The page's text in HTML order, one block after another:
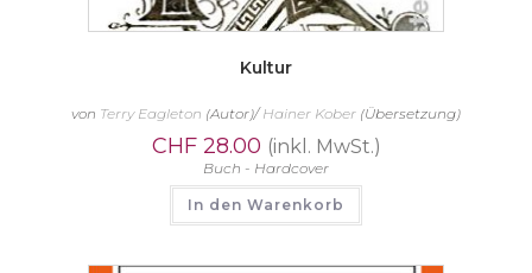
Kultur
von Terry Eagleton (Autor)/Hainer Kober (Übersetzung)
CHF28.00 (inkl. MwSt.)
Buch - Hardcover
In den Warenkorb